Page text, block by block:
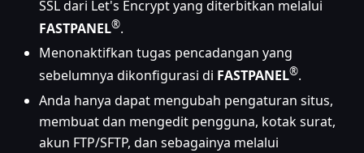
SSL dari Let's Encrypt yang diterbitkan melalui
FASTPANEL®.
Menonaktifkan tugas pencadangan yang
sebelumnya dikonfigurasi di FASTPANEL®.
Anda hanya dapat mengubah pengaturan situs,
membuat dan mengedit pengguna, kotak surat,
akun FTP/SFTP, dan sebagainya melalui